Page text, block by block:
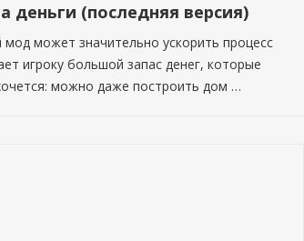
(последняя версия)
может значительно ускорить процесс
игроку большой запас денег, которые
можно даже построить дом …